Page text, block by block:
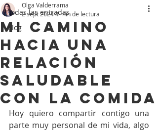
Todas las entradas
Blog
Mi camino
hacia una
relación
saludable
con la comida
Olga Valderrama
2 sept 20244 min de lectura
Hoy quiero compartir contigo una
parte muy personal de mi vida, algo